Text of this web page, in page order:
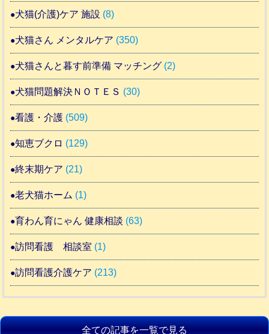
犬猫(介護)ケア 施設 (8)
犬猫さん メンタルケア (350)
犬猫さんと暮す前準備 マッチング (2)
犬猫問題解決ＮＯＴＥＳ (30)
看護・介護 (509)
知恵ブクロ (129)
終末期ケア (21)
老犬猫ホーム (1)
育わん育にゃん 健康相談 (63)
訪問看護 相談室 (1)
訪問看護介護ケア (213)
全ての記事を一覧で見る